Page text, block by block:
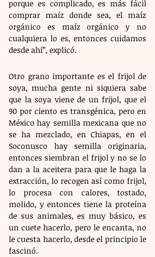
porque es complicado, es más fácil
comprar maíz donde sea, el maíz
orgánico es maíz orgánico y no
cualquiera lo es, entonces cuidamos
desde ahí”, explicó.
Otro grano importante es el frijol de
soya, mucha gente ni siquiera sabe
que la soya viene de un frijol, que el
90 por ciento es transgénica, pero en
México hay semilla mexicana que no
se ha mezclado, en Chiapas, en el
Soconusco hay semilla originaria,
entonces siembran el frijol y no se lo
dan a la aceitera para que le haga la
extracción, lo recogen así como frijol,
lo procesa con calores, tostado,
molido, y entonces tiene la proteína
de sus animales, es muy básico, es
un cuete hacerlo, pero le encanta, no
le cuesta hacerlo, desde el principio le
fascinó.